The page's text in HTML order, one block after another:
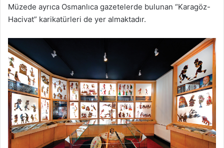
Müzede ayrıca Osmanlıca gazetelerde bulunan “Karagöz-
Hacivat” karikatürleri de yer almaktadır.